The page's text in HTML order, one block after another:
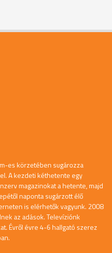
es körzetében sugározza
A kezdeti kéthetente egy
magazinokat a hetente, majd
naponta sugárzott élő
is elérhetők vagyunk. 2008
az adások. Televíziónk
Évről évre 4-6 hallgató szerez